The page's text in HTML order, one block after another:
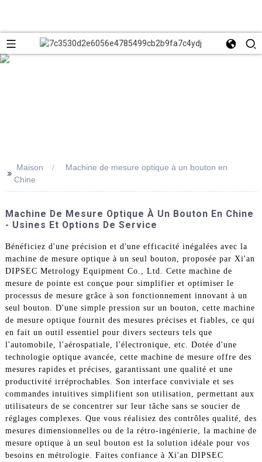
>> Maison
Machine de mesure optique à un bouton en
Chine
Machine De Mesure Optique À Un Bouton En Chine
- Usines Et Options De Service
Bénéficiez d'une précision et d'une efficacité inégalées avec la
machine de mesure optique à un seul bouton, proposée par Xi'an
DIPSEC Metrology Equipment Co., Ltd. Cette machine de
mesure de pointe est conçue pour simplifier et optimiser le
processus de mesure grâce à son fonctionnement innovant à un
seul bouton. D'une simple pression sur un bouton, cette machine
de mesure optique fournit des mesures précises et fiables, ce qui
en fait un outil essentiel pour divers secteurs tels que
l'automobile, l'aérospatiale, l'électronique, etc. Dotée d'une
technologie optique avancée, cette machine de mesure offre des
mesures rapides et précises, garantissant une qualité et une
productivité irréprochables. Son interface conviviale et ses
commandes intuitives simplifient son utilisation, permettant aux
utilisateurs de se concentrer sur leur tâche sans se soucier de
réglages complexes. Que vous réalisiez des contrôles qualité, des
mesures dimensionnelles ou de la rétro-ingénierie, la machine de
mesure optique à un seul bouton est la solution idéale pour vos
besoins en métrologie. Faites confiance à Xi'an DIPSEC